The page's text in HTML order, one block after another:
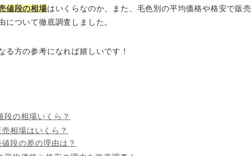
値段の相場はいくらなのか、また、毛色別の平均価格や格安で販売
について徹底調査しました。
る方の参考になれば嬉しいです！
段の相場いくら？
相場はいくら？
段の差の理由は？